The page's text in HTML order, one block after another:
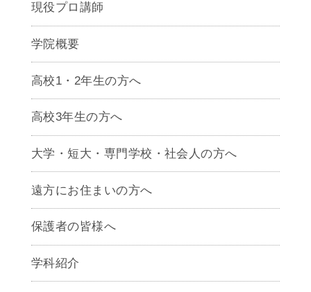
現役プロ講師
学院概要
高校1・2年生の方へ
高校3年生の方へ
大学・短大・専門学校・社会人の方へ
遠方にお住まいの方へ
保護者の皆様へ
学科紹介
ゲームクリエイター学科